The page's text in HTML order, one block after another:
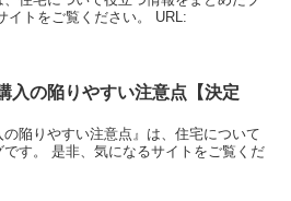
イトをご覧ください。 URL:
入の陥りやすい注意点【決定
の陥りやすい注意点』は、住宅について
す。 是非、気になるサイトをご覧くだ